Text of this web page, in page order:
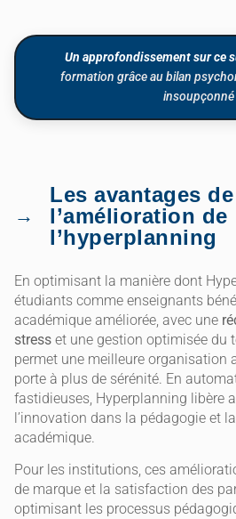
Un approfondissement sur ce
formation grâce au bilan
insoupçonné
Les avantages de
l’amélioration de
l’hyperplanning
En optimisant la manière dont
étudiants comme enseignants
académique améliorée, avec une
stress et une gestion optimisée du
permet une meilleure organisation
porte à plus de sérénité. En
fastidieuses, Hyperplanning libère
l’innovation dans la pédagogie et
académique.
Pour les institutions, ces
de marque et la satisfaction des
optimisant les processus